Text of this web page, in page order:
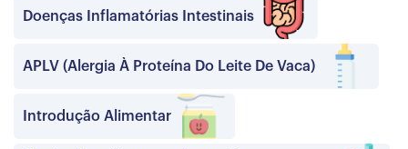
Doenças Inflamatórias Intestinais
APLV (Alergia À Proteína Do Leite De Vaca)
Introdução Alimentar